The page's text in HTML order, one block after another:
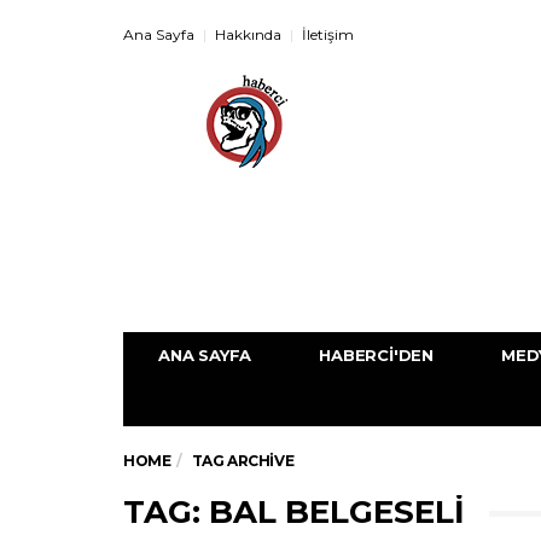
Ana Sayfa Hakkında İletişim
ANA SAYFA HABERCI'DEN
HOME TAG ARCHIVE
TAG: BAL BELGESELI